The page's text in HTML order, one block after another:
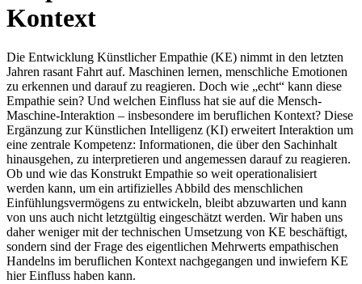
Kontext
Die Entwicklung Künstlicher Empathie (KE) nimmt in den letzten
Jahren rasant Fahrt auf. Maschinen lernen, menschliche Emotionen
zu erkennen und darauf zu reagieren. Doch wie „echt“ kann diese
Empathie sein? Und welchen Einfluss hat sie auf die Mensch-
Maschine-Interaktion – insbesondere im beruflichen Kontext? Diese
Ergänzung zur Künstlichen Intelligenz (KI) erweitert Interaktion um
eine zentrale Kompetenz: Informationen, die über den Sachinhalt
hinausgehen, zu interpretieren und angemessen darauf zu reagieren.
Ob und wie das Konstrukt Empathie so weit operationalisiert
werden kann, um ein artifizielles Abbild des menschlichen
Einfühlungsvermögens zu entwickeln, bleibt abzuwarten und kann
von uns auch nicht letztgültig eingeschätzt werden. Wir haben uns
daher weniger mit der technischen Umsetzung von KE beschäftigt,
sondern sind der Frage des eigentlichen Mehrwerts empathischen
Handelns im beruflichen Kontext nachgegangen und inwiefern KE
hier Einfluss haben kann.